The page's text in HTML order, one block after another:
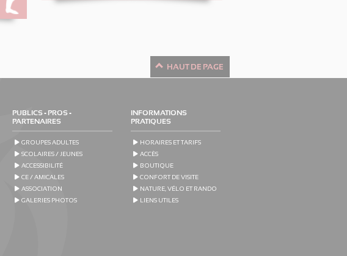
HAUT DE PAGE
PUBLICS - PROS -
PARTENAIRES
GROUPES ADULTES
SCOLAIRES / JEUNES
ACCESSIBILITÉ
CE / AMICALES
ASSOCIATION
GALERIES PHOTOS
INFORMATIONS
PRATIQUES
HORAIRES ET TARIFS
ACCÈS
BOUTIQUE
CONFORT DE VISITE
NATURE, VÉLO ET RANDO
LIENS UTILES